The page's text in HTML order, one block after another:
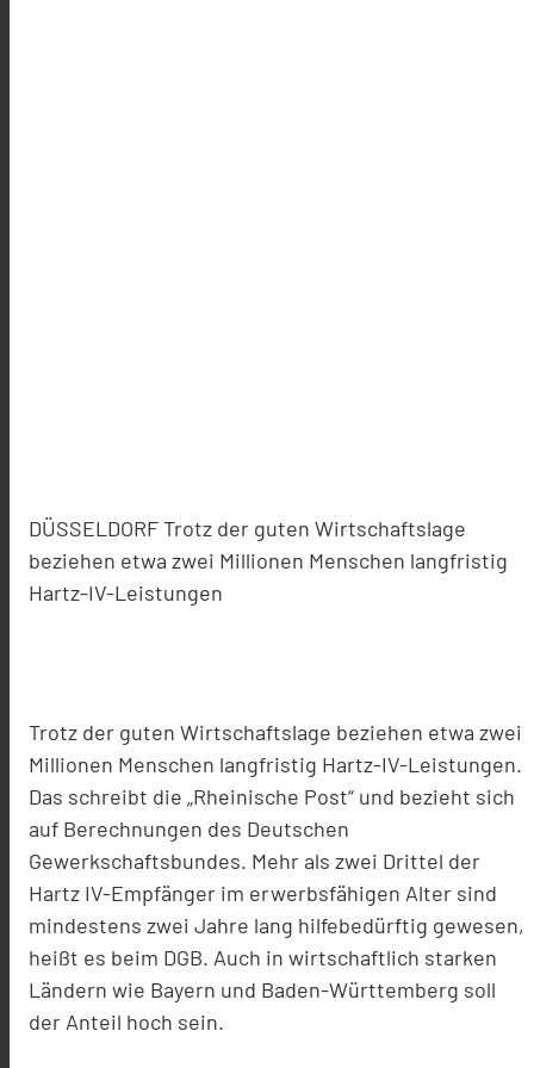
DÜSSELDORF Trotz der guten Wirtschaftslage
beziehen etwa zwei Millionen Menschen langfristig
Hartz-IV-Leistungen
Trotz der guten Wirtschaftslage beziehen etwa zwei
Millionen Menschen langfristig Hartz-IV-Leistungen.
Das schreibt die „Rheinische Post“ und bezieht sich
auf Berechnungen des Deutschen
Gewerkschaftsbundes. Mehr als zwei Drittel der
Hartz IV-Empfänger im erwerbsfähigen Alter sind
mindestens zwei Jahre lang hilfebedürftig gewesen,
heißt es beim DGB. Auch in wirtschaftlich starken
Ländern wie Bayern und Baden-Württemberg soll
der Anteil hoch sein.